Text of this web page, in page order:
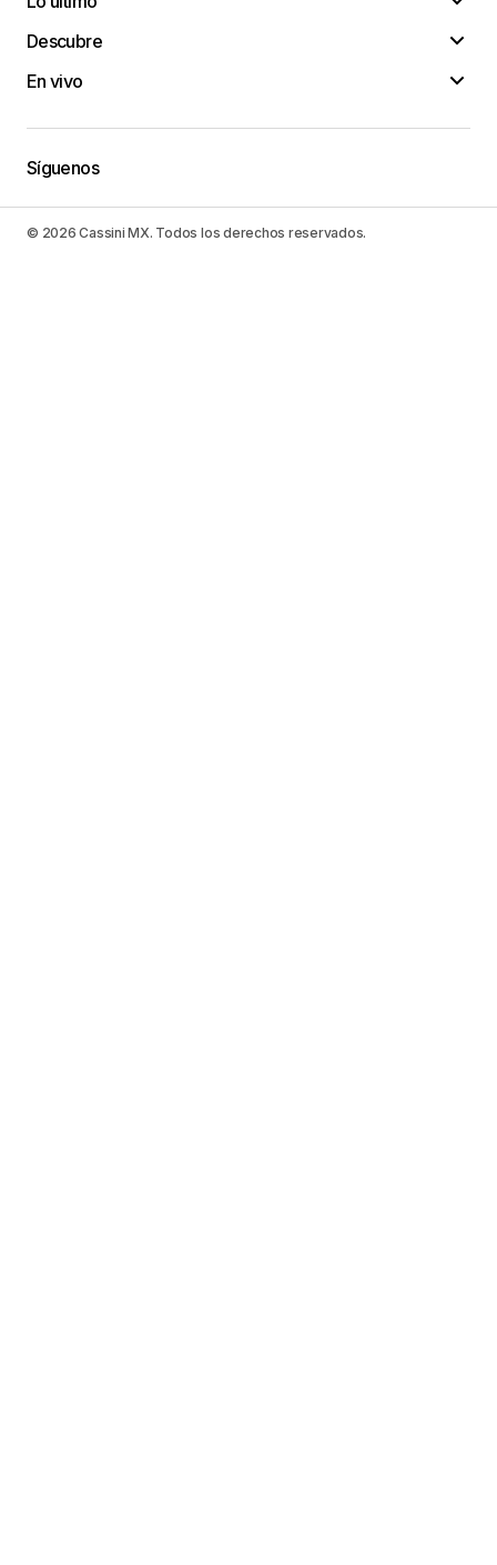
Descubre
En vivo
Síguenos
© 2026 Cassini MX. Todos los derechos reservados.